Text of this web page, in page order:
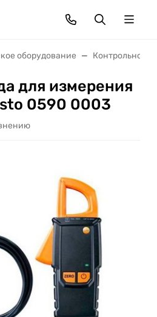
оборудование Контрольно-
для измерения
0590 0003